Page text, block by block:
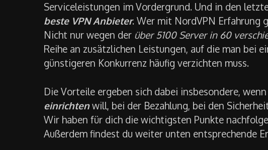
Serviceleistungen im Vordergrund. Und in den
beste VPN Anbieter. Wer mit NordVPN Erfahrung
Nicht nur wegen der über 5100 Server in 60
Reihe an zusätzlichen Leistungen, auf die man bei
günstigeren Konkurrenz häufig verzichten muss.
Die Vorteile ergeben sich dabei insbesondere,
einrichtenwill, bei der Bezahlung, bei den
Wir haben für dich die wichtigsten Punkte
Außerdem findest du weiter unten entsprechende